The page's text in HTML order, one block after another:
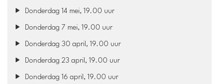
Donderdag 14 mei, 19.00 uur
Donderdag 7 mei, 19.00 uur
Donderdag 30 april, 19.00 uur
Donderdag 23 april, 19.00 uur
Donderdag 16 april, 19.00 uur